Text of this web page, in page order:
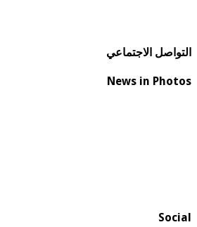
التواصل الاجتماعي
News in Photos
Social